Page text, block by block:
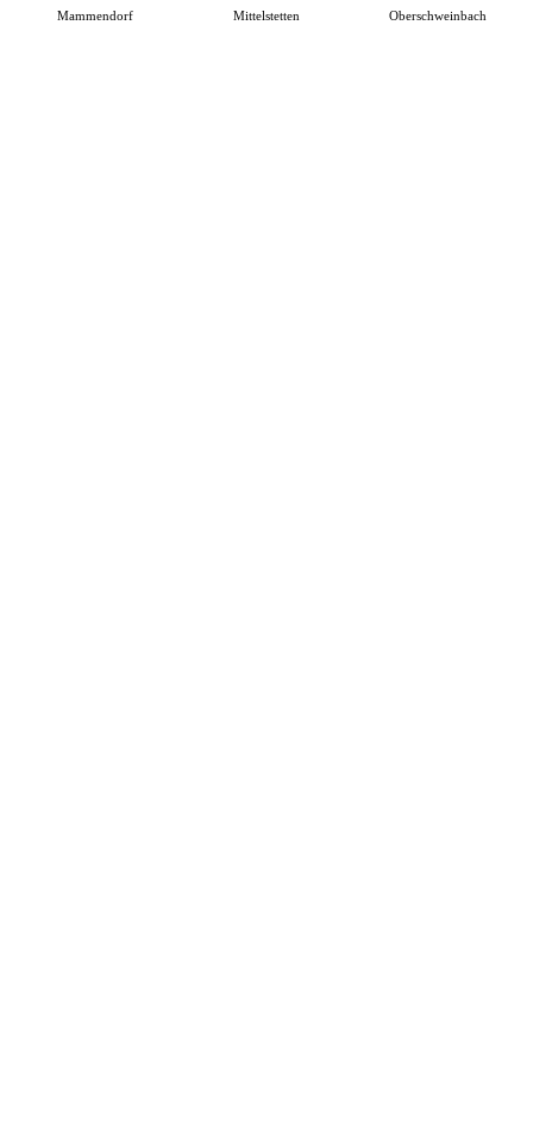
Mammendorf Mittelstetten Oberschweinbach